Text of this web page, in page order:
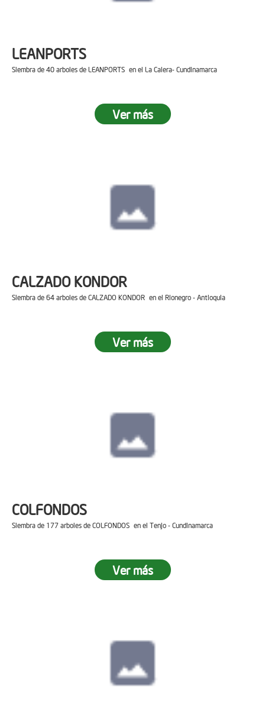
LEANPORTS
Siembra de 40 arboles de LEANPORTS en el La Calera- Cundinamarca
Ver más
CALZADO KONDOR
Siembra de 64 arboles de CALZADO KONDOR en el Rionegro - Antioquia
Ver más
COLFONDOS
Siembra de 177 arboles de COLFONDOS en el Tenjo - Cundinamarca
Ver más